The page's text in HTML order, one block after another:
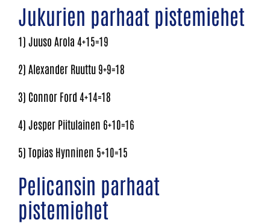
Jukurien parhaat pistemiehet
1) Juuso Arola 4+15=19
2) Alexander Ruuttu 9+9=18
3) Connor Ford 4+14=18
4) Jesper Piitulainen 6+10=16
5) Topias Hynninen 5+10=15
Pelicansin parhaat
pistemiehet